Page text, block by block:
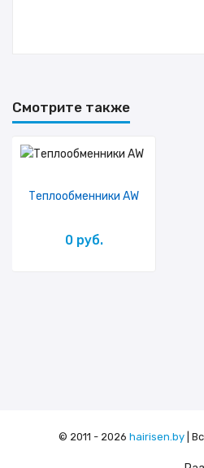
Смотрите также
Теплообменники AW
0 руб.
© 2011 - 2026 hairisen.by|